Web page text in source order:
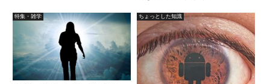
生などで、別の作業をしながら、
動画などを鑑賞できます。利用す
るには、Firefox Teat Polot 公式
ページから。
特集・雑学 ちょっとした知識